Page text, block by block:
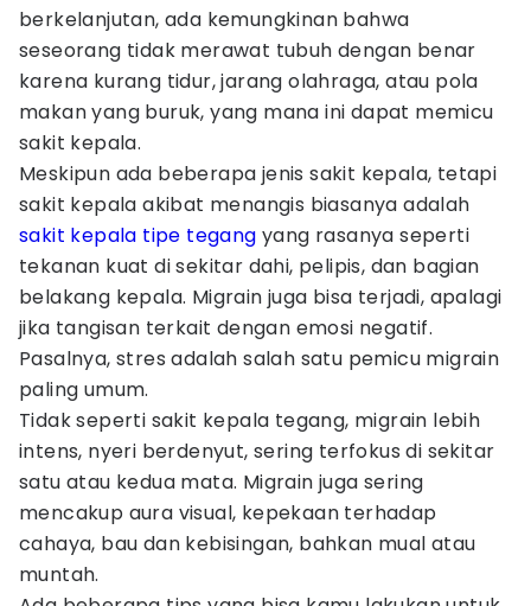
berkelanjutan, ada kemungkinan bahwa
seseorang tidak merawat tubuh dengan benar
karena kurang tidur, jarang olahraga, atau pola
makan yang buruk, yang mana ini dapat memicu
sakit kepala.
Meskipun ada beberapa jenis sakit kepala, tetapi
sakit kepala akibat menangis biasanya adalah
sakit kepala tipe tegang yang rasanya seperti
tekanan kuat di sekitar dahi, pelipis, dan bagian
belakang kepala. Migrain juga bisa terjadi, apalagi
jika tangisan terkait dengan emosi negatif.
Pasalnya, stres adalah salah satu pemicu migrain
paling umum.
Tidak seperti sakit kepala tegang, migrain lebih
intens, nyeri berdenyut, sering terfokus di sekitar
satu atau kedua mata. Migrain juga sering
mencakup aura visual, kepekaan terhadap
cahaya, bau dan kebisingan, bahkan mual atau
muntah.